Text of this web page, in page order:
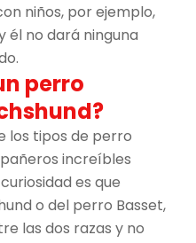
niños, por ejemplo,
él no dará ninguna
perro
los tipos de perro
increíbles
es que
o del perro Basset,
las dos razas y no